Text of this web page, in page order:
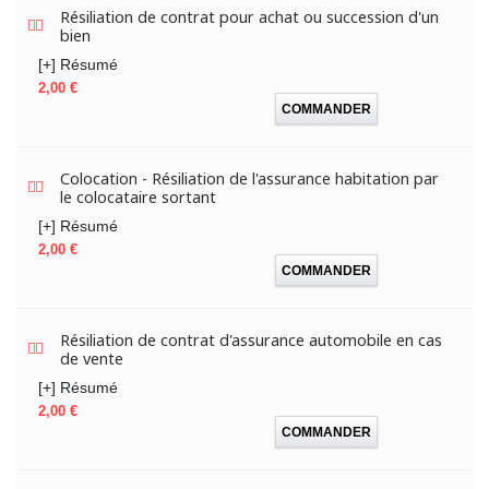
Résiliation de contrat pour achat ou succession d'un
bien
[+] Résumé
Prix
2,00 €
COMMANDER
Colocation - Résiliation de l'assurance habitation par
le colocataire sortant
[+] Résumé
Prix
2,00 €
COMMANDER
Résiliation de contrat d'assurance automobile en cas
de vente
[+] Résumé
Prix
2,00 €
COMMANDER